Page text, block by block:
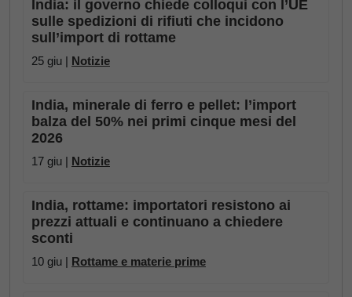
India: il governo chiede colloqui con l’UE
sulle spedizioni di rifiuti che incidono
sull’import di rottame
25 giu | Notizie
India, minerale di ferro e pellet: l’import
balza del 50% nei primi cinque mesi del
2026
17 giu | Notizie
India, rottame: importatori resistono ai
prezzi attuali e continuano a chiedere
sconti
10 giu | Rottame e materie prime